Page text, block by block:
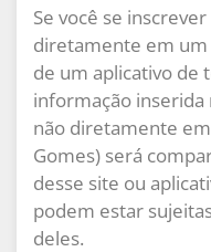
Se você se
diretamente em
de um aplicativo de
informação inserida
não diretamente
Gomes) será
desse site ou
podem estar
deles.